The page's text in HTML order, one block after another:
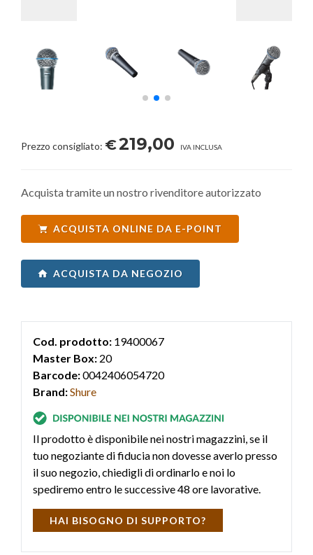
Prezzo consigliato: €219,00 IVA INCLUSA
Acquista tramite un nostro rivenditore autorizzato
ACQUISTA ONLINE DA E-POINT
ACQUISTA DA NEGOZIO
Cod. prodotto: 19400067
Master Box: 20
Barcode:0042406054720
Brand:Shure
Il prodotto è disponibile nei nostri magazzini, se il
tuo negoziante di fiducia non dovesse averlo presso
il suo negozio, chiedigli di ordinarlo e noi lo
spediremo entro le successive 48 ore lavorative.
HAI BISOGNO DI SUPPORTO?